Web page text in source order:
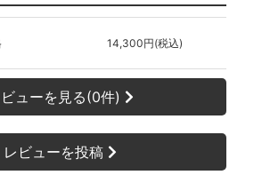
14,300円(税込)
ューを見る(0件)
レビューを投稿